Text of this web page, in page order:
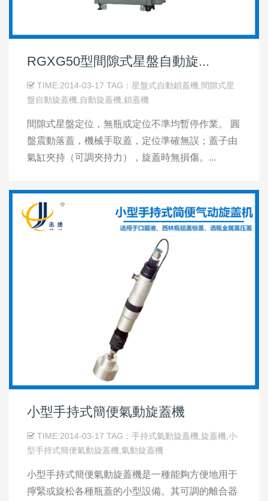
RGXG50型間隙式星盤自動旋...
TIME:2014-03-17 TAG：星盤式自動鎖蓋機,間隙式星
盤自動旋蓋機,自動旋蓋機,鎖蓋機
間隙式星盤定位，無瓶或定位不準均暫停作業。 圓
盤震動落蓋，機械手取蓋，定位準確無誤；蓋子由
氣缸夾持（可調夾持力），旋蓋時無損傷。...
小型手持式簡便氣動旋蓋機
TIME:2014-03-17 TAG：手持式氣動旋蓋機,旋蓋機,小
型手持式簡便氣動旋蓋機,氣動旋蓋機
小型手持式簡便氣動旋蓋機是一種能夠方便地用于
擰緊或旋松各種瓶蓋的小型設備。其可調的離合器